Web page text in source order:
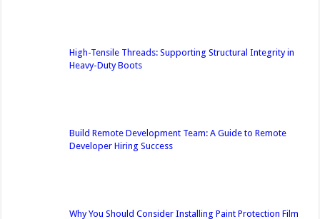
High-Tensile Threads: Supporting Structural Integrity in
Heavy-Duty Boots
Build Remote Development Team: A Guide to Remote
Developer Hiring Success
Why You Should Consider Installing Paint Protection Film